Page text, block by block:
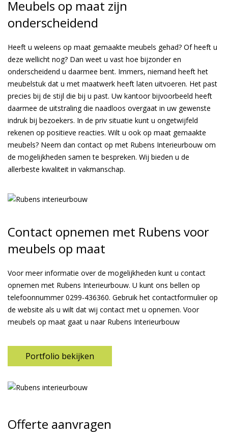
Meubels op maat zijn
onderscheidend
Heeft u weleens op maat gemaakte meubels gehad? Of heeft u
deze wellicht nog? Dan weet u vast hoe bijzonder en
onderscheidend u daarmee bent. Immers, niemand heeft het
meubelstuk dat u met maatwerk heeft laten uitvoeren. Het past
precies bij de stijl die bij u past. Uw kantoor bijvoorbeeld heeft
daarmee de uitstraling die naadloos overgaat in uw gewenste
indruk bij bezoekers. In de priv situatie kunt u ongetwijfeld
rekenen op positieve reacties. Wilt u ook op maat gemaakte
meubels? Neem dan contact op met Rubens Interieurbouw om
de mogelijkheden samen te bespreken. Wij bieden u de
allerbeste kwaliteit in vakmanschap.
Contact opnemen met Rubens voor
meubels op maat
Voor meer informatie over de mogelijkheden kunt u contact
opnemen met Rubens Interieurbouw. U kunt ons bellen op
telefoonnummer0299-436360. Gebruik het contactformulier op
de website als u wilt dat wij contact met u opnemen. Voor
meubels op maat gaat u naar Rubens Interieurbouw
Portfolio bekijken
Offerte aanvragen